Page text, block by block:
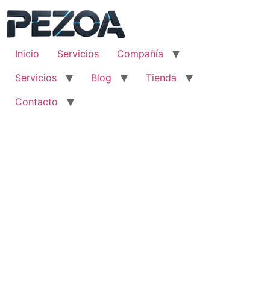
contenido
Inicio
Servicios
Compañía
Servicios
Blog
Tienda
Contacto